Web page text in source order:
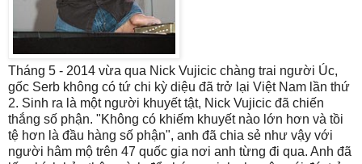
Tháng 5 - 2014 vừa qua Nick Vujicic chàng trai người Úc,
gốc Serb không có tứ chi kỳ diệu đã trở lại Việt Nam lần thứ
2. Sinh ra là một người khuyết tật, Nick Vujicic đã chiến
thắng số phận. "Không có khiếm khuyết nào lớn hơn và tồi
tệ hơn là đầu hàng số phận", anh đã chia sẻ như vậy với
người hâm mộ trên 47 quốc gia nơi anh từng đi qua. Anh đã